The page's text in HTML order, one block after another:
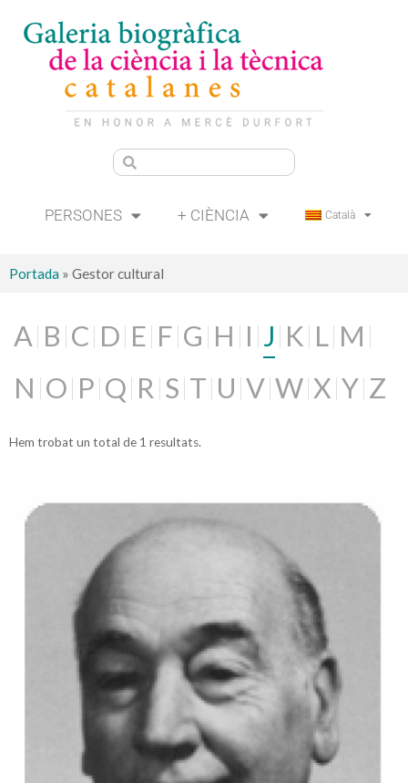
PERSONES + CIÈNCIA Català
Portada » Gestor cultural
A B C D E F G H I J K L M
N O P Q R S T U V W X Y Z
Hem trobat un total de 1 resultats.